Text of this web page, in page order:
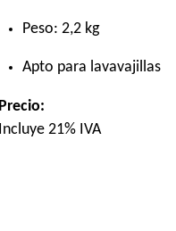
Peso: 2,2 kg
Apto para lavavajillas
Precio:
Incluye 21% IVA